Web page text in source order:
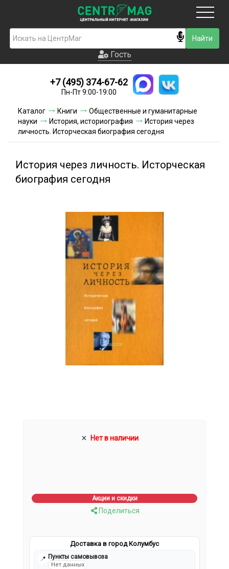
Гость
Новинки
Условия доставки
Условия оплаты
Гость
+7 (495) 374-67-62
Пн-Пт 9:00-19:00
Каталог Книги
Общественные и гуманитарные
науки
История, историография
История через
личность. Исторческая биография сегодня
История через личность. Исторческая
биография сегодня
Нет в наличии
Акции и скидки
Поделиться
Доставка в город Колумбус
📍 Пункты самовывоза
Нет данных